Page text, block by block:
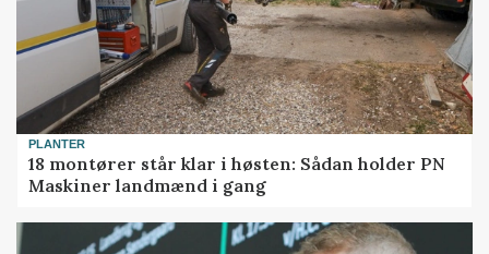
PLANTER
18 montører står klar i høsten: Sådan holder PN
Maskiner landmænd i gang